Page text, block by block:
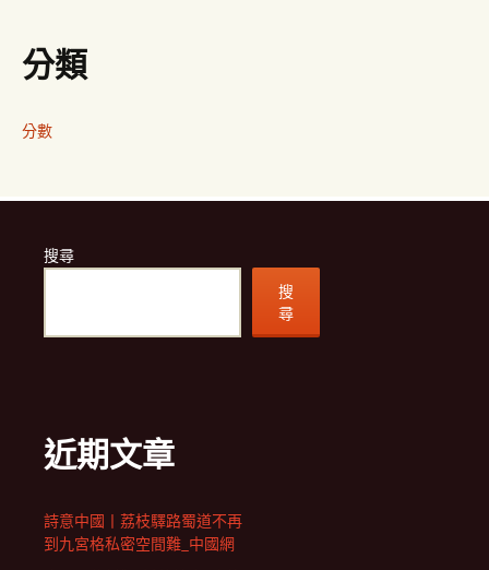
分類
分數
搜尋
搜
尋
近期文章
詩意中國丨荔枝驛路蜀道不再
到九宮格私密空間難_中國網